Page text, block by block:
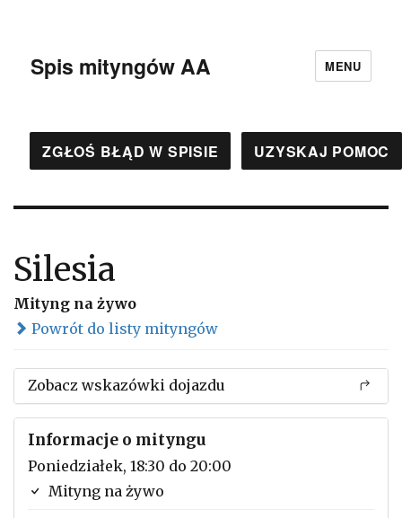
Spis mityngów AA MENU
ZGŁOŚ BŁĄD W SPISIE UZYSKAJ POMOC
Silesia
Mityng na żywo
Powrót do listy mityngów
Zobacz wskazówki dojazdu
Informacje o mityngu
Poniedziałek, 18:30 do 20:00
Mityng na żywo